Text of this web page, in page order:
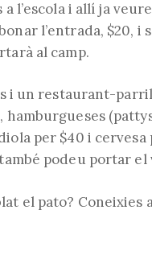
a l’escola i allí ja
l’entrada, $20, i
al camp.
i un restaurant-
hamburgueses
per $40 i cervesa
podeu portar el
el pato? Coneixies